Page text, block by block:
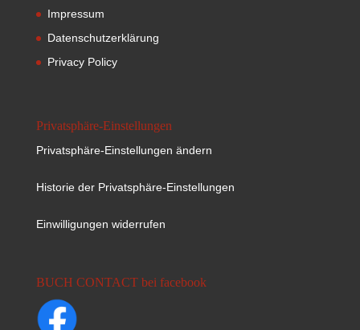
Impressum
Datenschutzerklärung
Privacy Policy
Privatsphäre-Einstellungen
Privatsphäre-Einstellungen ändern
Historie der Privatsphäre-Einstellungen
Einwilligungen widerrufen
BUCH CONTACT bei facebook